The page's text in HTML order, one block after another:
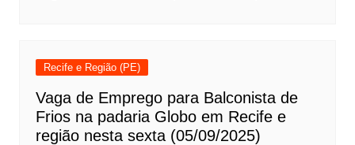
Recife e Região (PE)
Vaga de Emprego para Balconista de
Frios na padaria Globo em Recife e
região nesta sexta (05/09/2025)